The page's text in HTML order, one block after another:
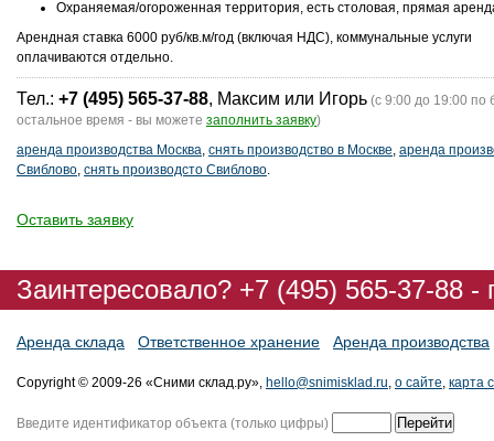
Охраняемая/огороженная территория, есть столовая, прямая
Арендная ставка 6000 руб/кв.м/год (включая НДС), коммунальные услуги
оплачиваются отдельно.
Тел.: +7 (495) 565-37-88, Максим или Игорь (с 9:00 до 19:00 по
остальное время - вы можете заполнить заявку)
аренда производства Москва, снять производство в Москве, аренда
Свиблово, снять производсто Свиблово.
Оставить заявку
Заинтересовало? +7 (495) 565-37-88
Аренда склада Ответственное хранение Аренда производства
Copyright © 2009-26 «Сними склад.ру», hello@snimisklad.ru, о сайте, карта
Введите идентификатор объекта (только цифры)